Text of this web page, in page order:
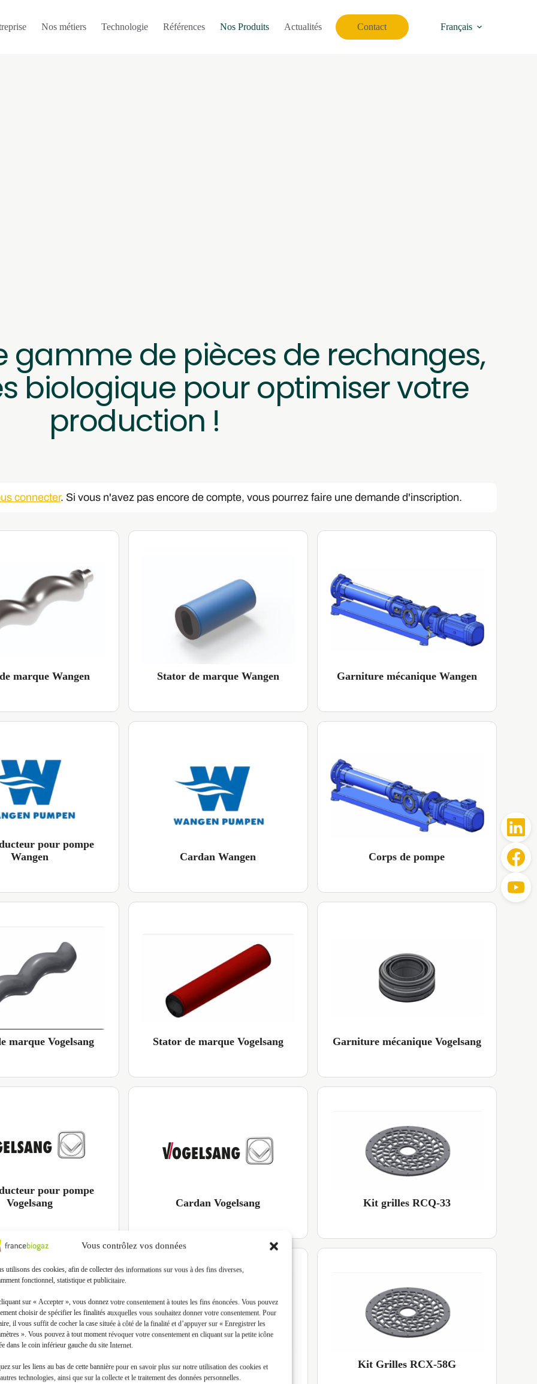
Vous contrôlez vos données
utilisons des cookies, afin de collecter des informations sur vous à des fins diverses,
fonctionnel, statistique et publicitaire.
sur « Accepter », vous donnez votre consentement à toutes les fins énoncées. Vous pouvez
choisir de spécifier les finalités auxquelles vous souhaitez donner votre consentement. Pour
il vous suffit de cocher la case située à côté de la finalité et d’appuyer sur « Enregistrer les
». Vous pouvez à tout moment révoquer votre consentement en cliquant sur la petite icône
dans le coin inférieur gauche du site Internet.
sur les liens au bas de cette bannière pour en savoir plus sur notre utilisation des cookies et
technologies, ainsi que sur la collecte et le traitement des données personnelles.
Nos métiers Technologie Références Nos Produits Actualités Contact Français
gamme de pièces de rechanges,
biologique pour optimiser votre
production !
connecter. Si vous n'avez pas encore de compte, vous pourrez faire une demande d'inscription.
marque Wangen Stator de marque Wangen Garniture mécanique Wangen
pour pompe
Wangen
Cardan Wangen Corps de pompe
marque Vogelsang Stator de marque Vogelsang Garniture mécanique Vogelsang
pour pompe
Vogelsang
Cardan Vogelsang Kit grilles RCQ-33
Grilles RCQ-43 Kit Grilles RCX-48G Kit Grilles RCX-58G